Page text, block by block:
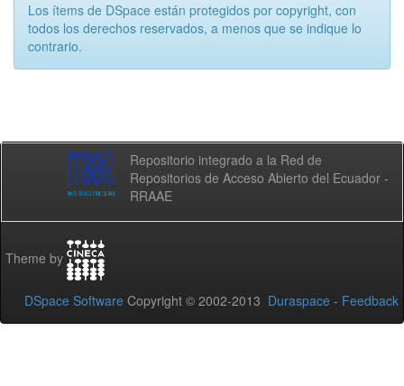
Los ítems de DSpace están protegidos por copyright, con
todos los derechos reservados, a menos que se indique lo
contrario.
Repositorio integrado a la Red de
Repositorios de Acceso Abierto del Ecuador -
RRAAE
Theme by
DSpace Software Copyright © 2002-2013 Duraspace - Feedback